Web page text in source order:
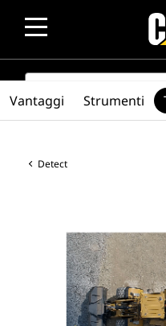
SEARCH
Detect
Vantaggi Strumenti